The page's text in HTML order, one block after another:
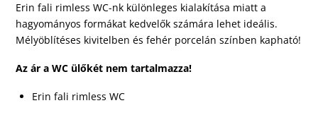
was:
50.900 Ft.
is:
48.355 Ft.
Erin fali rimless WC-nk különleges kialakítása miatt a
hagyományos formákat kedvelők számára lehet ideális.
Mélyöblítéses kivitelben és fehér porcelán színben kapható!
Az ár a WC ülőkét nem tartalmazza!
Erin fali rimless WC